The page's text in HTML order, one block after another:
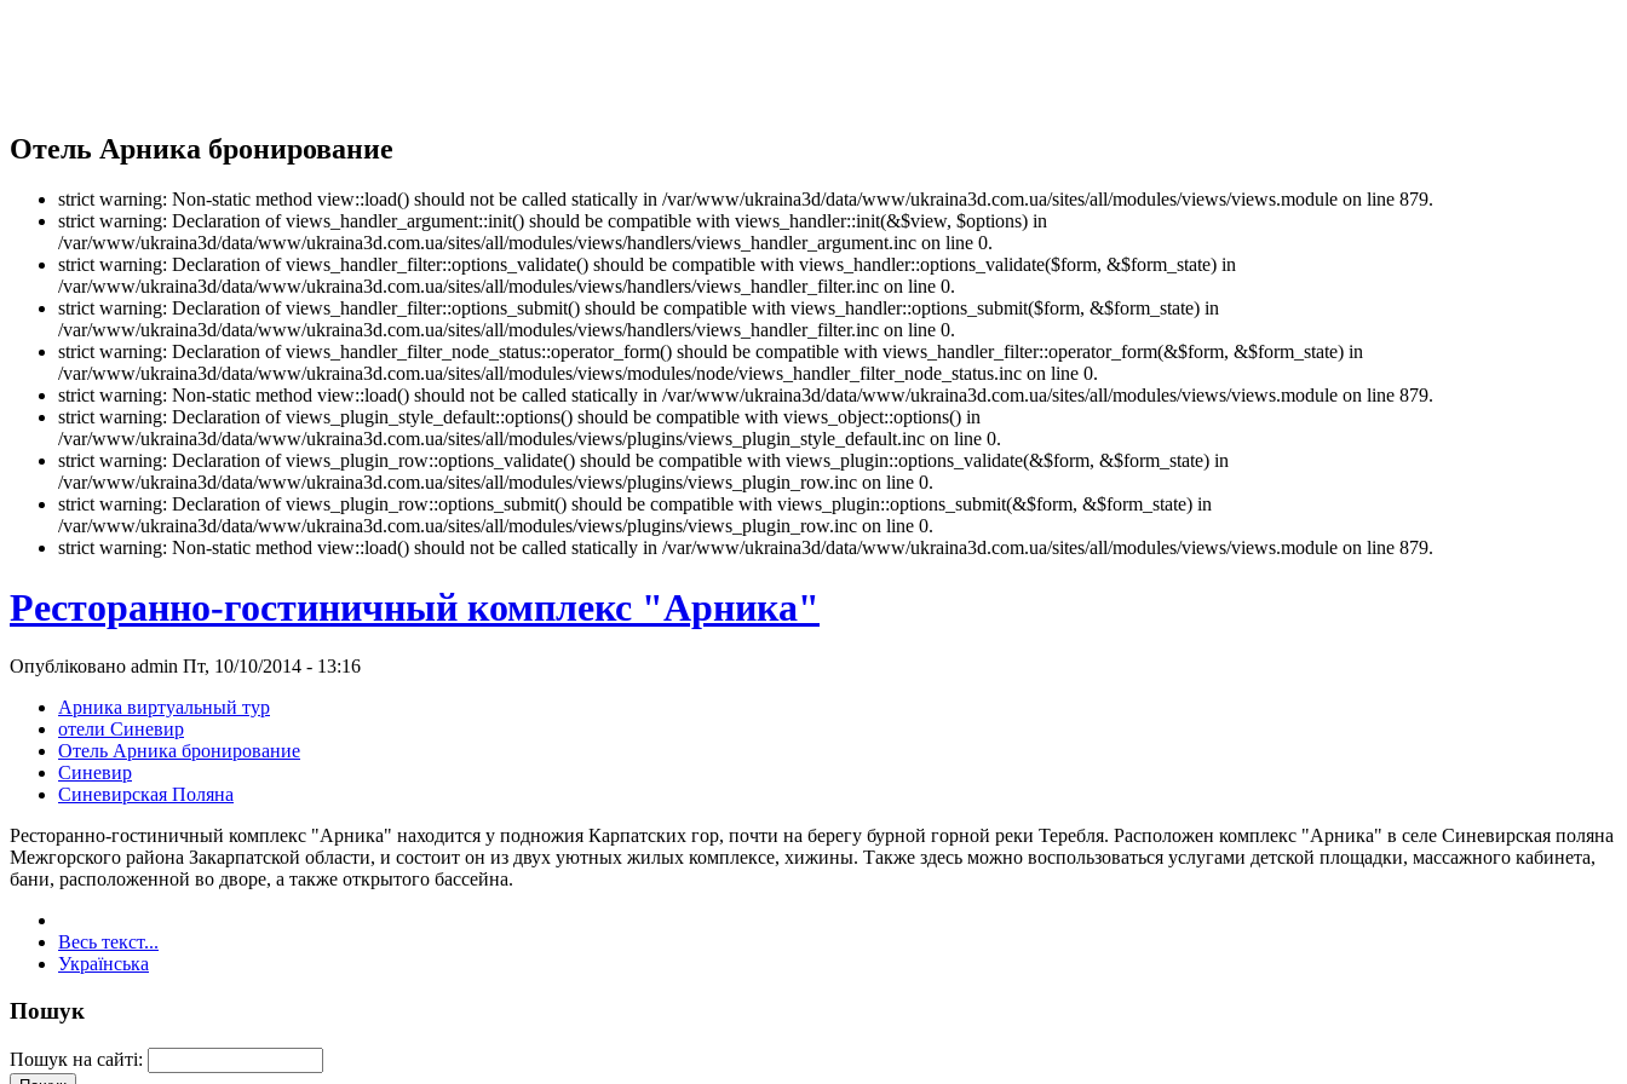
Отель Арника бронирование
strict warning: Non-static method view::load() should not be called statically in /var/www/ukraina3d/data/www/ukraina3d.com.ua/sites/all/modules/views/views.module on line 879.
strict warning: Declaration of views_handler_argument::init() should be compatible with views_handler::init(&$view, $options) in
/var/www/ukraina3d/data/www/ukraina3d.com.ua/sites/all/modules/views/handlers/views_handler_argument.inc on line 0.
strict warning: Declaration of views_handler_filter::options_validate() should be compatible with views_handler::options_validate($form, &$form_state) in
/var/www/ukraina3d/data/www/ukraina3d.com.ua/sites/all/modules/views/handlers/views_handler_filter.inc on line 0.
strict warning: Declaration of views_handler_filter::options_submit() should be compatible with views_handler::options_submit($form, &$form_state) in
/var/www/ukraina3d/data/www/ukraina3d.com.ua/sites/all/modules/views/handlers/views_handler_filter.inc on line 0.
strict warning: Declaration of views_handler_filter_node_status::operator_form() should be compatible with views_handler_filter::operator_form(&$form, &$form_state) in
/var/www/ukraina3d/data/www/ukraina3d.com.ua/sites/all/modules/views/modules/node/views_handler_filter_node_status.inc on line 0.
strict warning: Non-static method view::load() should not be called statically in /var/www/ukraina3d/data/www/ukraina3d.com.ua/sites/all/modules/views/views.module on line 879.
strict warning: Declaration of views_plugin_style_default::options() should be compatible with views_object::options() in
/var/www/ukraina3d/data/www/ukraina3d.com.ua/sites/all/modules/views/plugins/views_plugin_style_default.inc on line 0.
strict warning: Declaration of views_plugin_row::options_validate() should be compatible with views_plugin::options_validate(&$form, &$form_state) in
/var/www/ukraina3d/data/www/ukraina3d.com.ua/sites/all/modules/views/plugins/views_plugin_row.inc on line 0.
strict warning: Declaration of views_plugin_row::options_submit() should be compatible with views_plugin::options_submit(&$form, &$form_state) in
/var/www/ukraina3d/data/www/ukraina3d.com.ua/sites/all/modules/views/plugins/views_plugin_row.inc on line 0.
strict warning: Non-static method view::load() should not be called statically in /var/www/ukraina3d/data/www/ukraina3d.com.ua/sites/all/modules/views/views.module on line 879.
Ресторанно-гостиничный комплекс "Арника"
Опубліковано admin Пт, 10/10/2014 - 13:16
Арника виртуальный тур
отели Синевир
Отель Арника бронирование
Синевир
Синевирская Поляна
Ресторанно-гостиничный комплекс "Арника" находится у подножия Карпатских гор, почти на берегу бурной горной реки Теребля. Расположен комплекс "Арника" в селе Синевирская поляна
Межгорского района Закарпатской области, и состоит он из двух уютных жилых комплексе, хижины. Также здесь можно воспользоваться услугами детской площадки, массажного кабинета,
бани, расположенной во дворе, а также открытого бассейна.
Весь текст...
Українська
Пошук
Пошук на сайті: